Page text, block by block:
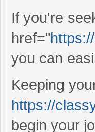
If you're
href="
you can
Keeping
https://
begin your